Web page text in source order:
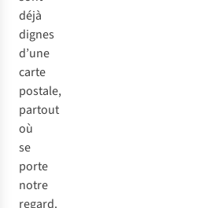
déjà
dignes
d’une
carte
postale,
partout
où
se
porte
notre
regard.